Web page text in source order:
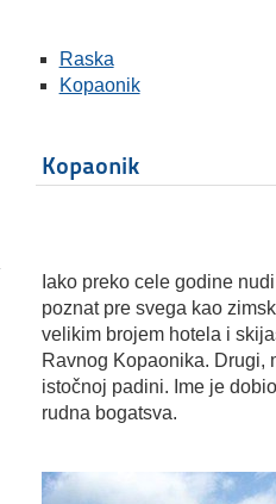
Raska
Kopaonik
Kopaonik
Iako preko cele godine
poznat pre svega kao
velikim brojem hotela i
Ravnog Kopaonika. Drugi,
istočnoj padini. Ime je
rudna bogatsva.